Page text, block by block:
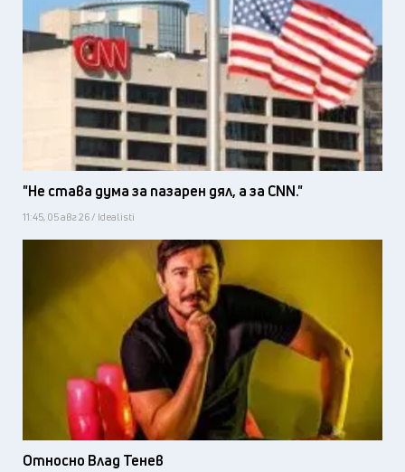
"Не става дума за пазарен дял, а за CNN."
11:45, 05 авг 26 / Idealisti
Относно Влад Тенев